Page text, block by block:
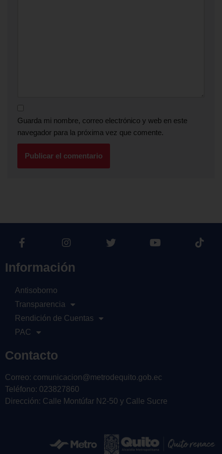
Guarda mi nombre, correo electrónico y web en este
navegador para la próxima vez que comente.
Información
Antisoborno
Transparencia
Rendición de Cuentas
PAC
Contacto
Correo: comunicacion@metrodequito.gob.ec
Teléfono: 023827860
Dirección: Calle Montúfar N2-50 y Calle Sucre